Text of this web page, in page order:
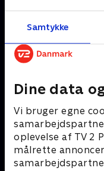
Samtykke
Dine data
Vi bruger egne
oplevelse af TV 2
målrette
Danmarks